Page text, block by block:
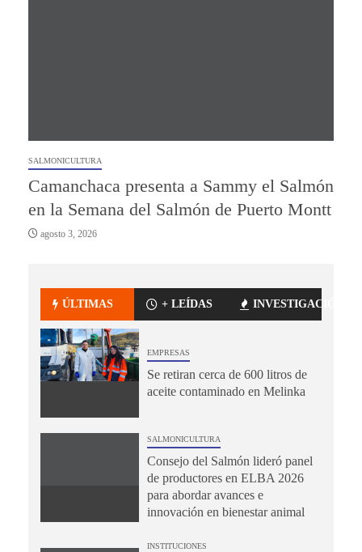
SALMONICULTURA
Camanchaca presenta a Sammy el Salmón
en la Semana del Salmón de Puerto Montt
agosto 3, 2026
ÚLTIMAS + LEÍDAS INVESTIGACIÓN
EMPRESAS
Se retiran cerca de 600 litros de
aceite contaminado en Melinka
SALMONICULTURA
Consejo del Salmón lideró panel
de productores en ELBA 2026
para abordar avances e
innovación en bienestar animal
INSTITUCIONES